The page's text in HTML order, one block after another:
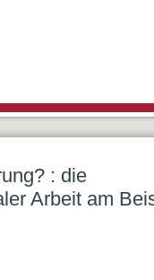
: die
Arbeit am